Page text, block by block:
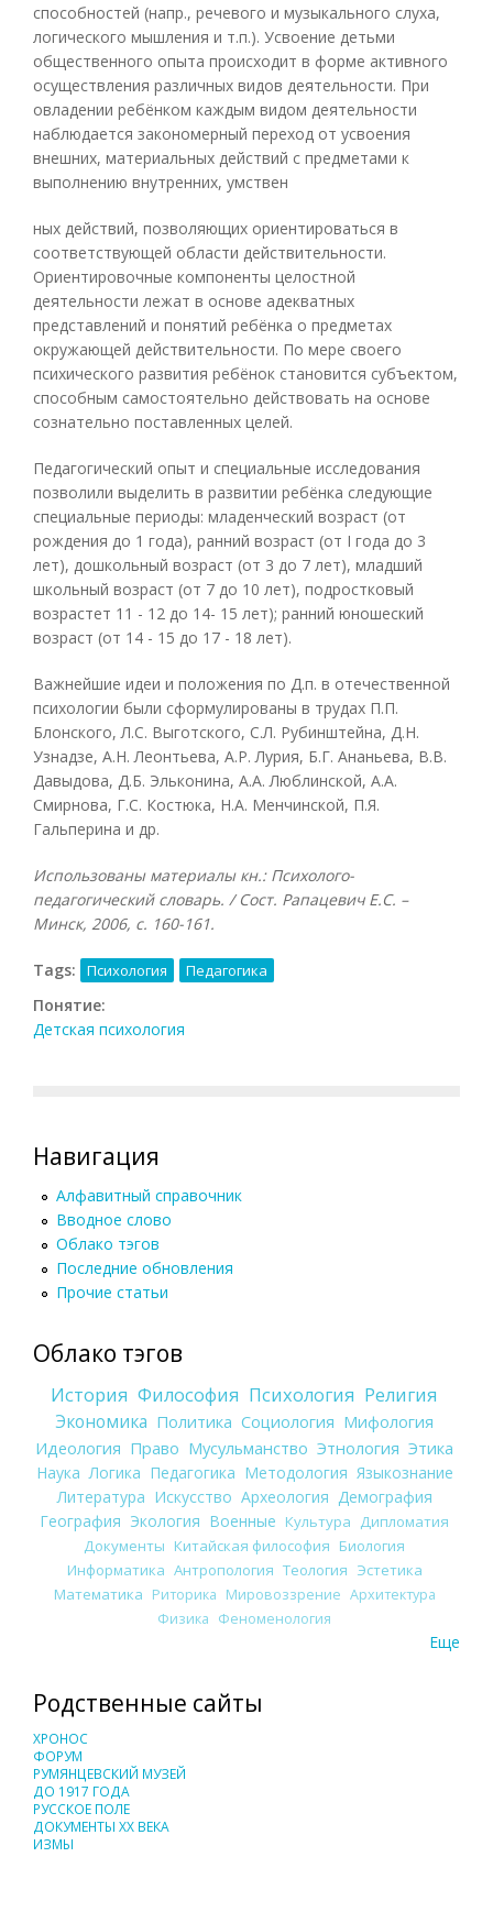
способностей (напр., речевого и музыкального слуха,
логического мышления и т.п.). Усвоение детьми
общественного опыта происходит в форме активного
осуществления различных видов деятельности. При
овладении ребёнком каждым видом деятельности
наблюдается закономерный переход от усвоения
внешних, материальных действий с предметами к
выполнению внутренних, умствен
ных действий, позволяющих ориентироваться в
соответствующей области действительности.
Ориентировочные компоненты целостной
деятельности лежат в основе адекватных
представлений и понятий ребёнка о предметах
окружающей действительности. По мере своего
психического развития ребёнок становится субъектом,
способным самостоятельно действовать на основе
сознательно поставленных целей.
Педагогический опыт и специальные исследования
позволили выделить в развитии ребёнка следующие
специальные периоды: младенческий возраст (от
рождения до 1 года), ранний возраст (от I года до 3
лет), дошкольный возраст (от 3 до 7 лет), младший
школьный возраст (от 7 до 10 лет), подростковый
возрастет 11 - 12 до 14- 15 лет); ранний юношеский
возраст (от 14 - 15 до 17 - 18 лет).
Важнейшие идеи и положения по Д.п. в отечественной
психологии были сформулированы в трудах П.П.
Блонского, Л.С. Выготского, С.Л. Рубинштейна, Д.Н.
Узнадзе, А.Н. Леонтьева, А.Р. Лурия, Б.Г. Ананьева, В.В.
Давыдова, Д.Б. Эльконина, А.А. Люблинской, А.А.
Смирнова, Г.С. Костюка, Н.А. Менчинской, П.Я.
Гальперина и др.
Использованы материалы кн.: Психолого-
педагогический словарь. / Сост. Рапацевич Е.С. –
Минск, 2006, с. 160-161.
Tags: Психология Педагогика
Понятие:
Детская психология
Навигация
Алфавитный справочник
Вводное слово
Облако тэгов
Последние обновления
Прочие статьи
Облако тэгов
История Философия Психология Религия
Экономика Политика Социология Мифология
Идеология Право Мусульманство Этнология Этика
Наука Логика Педагогика Методология Языкознание
Литература Искусство Археология Демография
География Экология Военные Культура
Дипломатия
Документы Китайская философия Биология
Информатика Антропология Теология Эстетика
Математика Риторика Мировоззрение Архитектура
Физика Феноменология
Еще
Родственные сайты
ХРОНОС
ФОРУМ
РУМЯНЦЕВСКИЙ МУЗЕЙ
ДО 1917 ГОДА
РУССКОЕ ПОЛЕ
ДОКУМЕНТЫ XX ВЕКА
ИЗМЫ